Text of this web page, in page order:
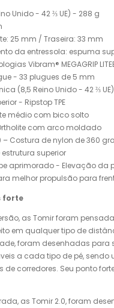
Unido - 42 ⅔ UE) - 288 g
25 mm / Traseira: 33 mm
da entressola: espuma
Vibram® MEGAGRIP
- 33 plugues de 5 mm
(8,5 Reino Unido - 42 ⅔
- Ripstop TPE
médio com bico solto
com arco moldado
– Costura de nylon de 360
superior
aprimorado - Elevação da
melhor propulsão para
forte
as Tomir foram
em qualquer tipo de
foram desenhadas para
a cada tipo de pé, sendo
corredores. Seu ponto
as Tomir 2.0, foram